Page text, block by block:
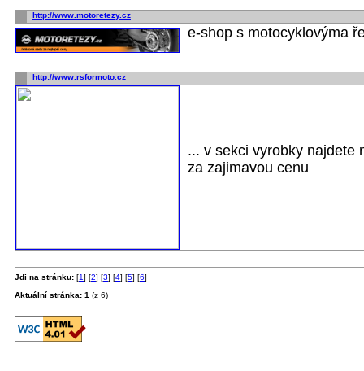
http://www.motoretezy.cz
e-shop s motocyklovýma
http://www.rsformoto.cz
... v sekci vyrobky najdete
za zajimavou cenu
Jdi na stránku: [1] [2] [3] [4] [5] [6]
Aktuální stránka: 1 (z 6)